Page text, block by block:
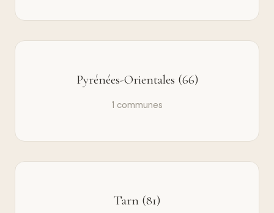
Pyrénées-Orientales (66)
1 communes
Tarn (81)